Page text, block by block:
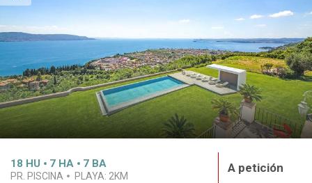
18 HU 7 HA 7 BA
PR. PISCINA PLAYA: 2KM
A petición